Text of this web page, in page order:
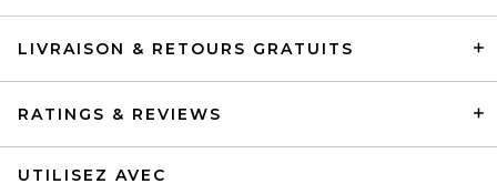
LIVRAISON & RETOURS GRATUITS
RATINGS & REVIEWS
UTILISEZ AVEC